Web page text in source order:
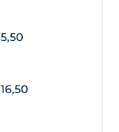
5,50
16,50